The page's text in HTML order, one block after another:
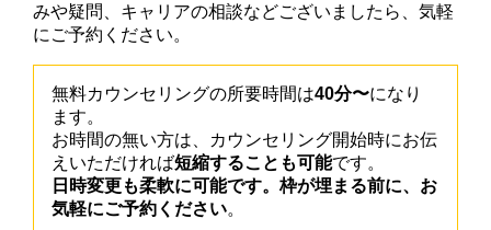
みや疑問、キャリアの相談などございましたら、気軽
にご予約ください。
無料カウンセリングの所要時間は40分〜になり
ます。
お時間の無い方は、カウンセリング開始時にお伝
えいただければ短縮することも可能です。
日時変更も柔軟に可能です。枠が埋まる前に、お
気軽にご予約ください。